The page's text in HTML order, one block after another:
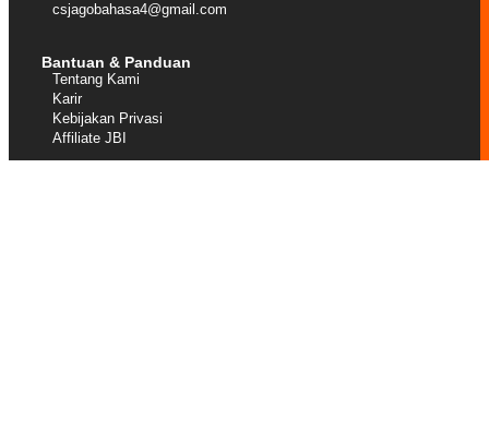
csjagobahasa4@gmail.com
Bantuan & Panduan
Tentang Kami
Karir
Kebijakan Privasi
Affiliate JBI